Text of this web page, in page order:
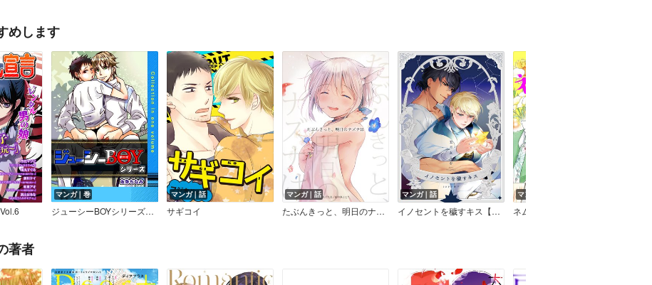
めします
マンガ｜巻
ジューシーBOYシリーズ【合本版】
マンガ｜話
サギコイ
マンガ｜話
たぶんきっと、明日のナズナは
マンガ｜話
イノセントを穢すキス【20P小冊子】
マンガ｜話
著者